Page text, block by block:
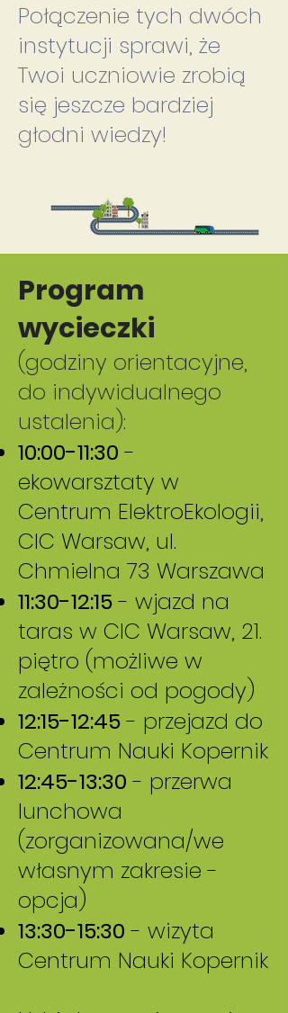
Połączenie tych dwóch
instytucji sprawi, że
Twoi uczniowie zrobią
się jeszcze bardziej
głodni wiedzy!
Program
wycieczki
(godziny orientacyjne,
do indywidualnego
ustalenia):
10:00-11:30 -
ekowarsztaty w
Centrum ElektroEkologii,
CIC Warsaw, ul.
Chmielna 73 Warszawa
11:30-12:15- wjazd na
taras w CIC Warsaw, 21.
piętro (możliwe w
zależności od pogody)
12:15-12:45- przejazd do
Centrum Nauki Kopernik
12:45-13:30 - przerwa
lunchowa
(zorganizowana/we
własnym zakresie -
opcja)
13:30-15:30 - wizyta
Centrum Nauki Kopernik